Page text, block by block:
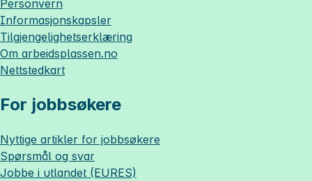
Personvern
Informasjonskapsler
Tilgjengelighetserklæring
Om arbeidsplassen.no
Nettstedkart
For jobbsøkere
Nyttige artikler for jobbsøkere
Spørsmål og svar
Jobbe i utlandet (EURES)